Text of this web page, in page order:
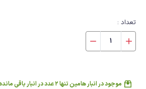
تعداد :
موجود در انبار هامین تنها 2 عدد در انبار باقی مانده